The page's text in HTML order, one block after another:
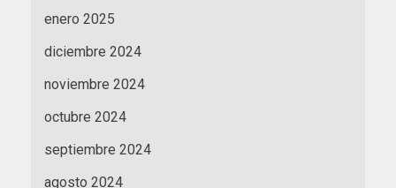
enero 2025
diciembre 2024
noviembre 2024
octubre 2024
septiembre 2024
agosto 2024